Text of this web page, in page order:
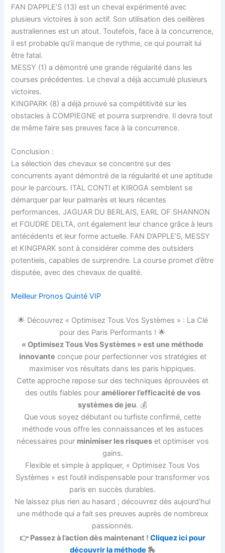
FAN D’APPLE’S (13) est un cheval expérimenté avec
plusieurs victoires à son actif. Son utilisation des oeillères
australiennes est un atout. Toutefois, face à la concurrence,
il est probable qu’il manque de rythme, ce qui pourrait lui
être fatal.
MESSY (1) a démontré une grande régularité dans les
courses précédentes. Le cheval a déjà accumulé plusieurs
victoires.
KINGPARK (8) a déjà prouvé sa compétitivité sur les
obstacles à COMPIEGNE et pourra surprendre. Il devra tout
de même faire ses preuves face à la concurrence.
Conclusion :
La sélection des chevaux se concentre sur des
concurrents ayant démontré de la régularité et une aptitude
pour le parcours. ITAL CONTI et KIROGA semblent se
démarquer par leur palmarès et leurs récentes
performances. JAGUAR DU BERLAIS, EARL OF SHANNON
et FOUDRE DELTA, ont également leur chance grâce à leurs
antécédents et leur forme actuelle. FAN D’APPLE’S, MESSY
et KINGPARK sont à considérer comme des outsiders
potentiels, capables de surprendre. La course promet d’être
disputée, avec des chevaux de qualité.
Meilleur Pronos Quinté VIP
🌟 Découvrez « Optimisez Tous Vos Systèmes » : La Clé
pour des Paris Performants ! 🌟
« Optimisez Tous Vos Systèmes » est une méthode
innovante conçue pour perfectionner vos stratégies et
maximiser vos résultats dans les paris hippiques.
Cette approche repose sur des techniques éprouvées et
des outils fiables pour améliorer l’efficacité de vos
systèmes de jeu. 💰
Que vous soyez débutant ou turfiste confirmé, cette
méthode vous offre les connaissances et les astuces
nécessaires pour minimiser les risqueset optimiser vos
gains.
Flexible et simple à appliquer, « Optimisez Tous Vos
Systèmes » est l’outil indispensable pour transformer vos
paris en succès durables.
Ne laissez plus rien au hasard ; découvrez dès aujourd’hui
une méthode qui a fait ses preuves auprès de nombreux
passionnés.
👉 Passez à l’action dès maintenant ! Cliquez ici pour
découvrir la méthode 🏇